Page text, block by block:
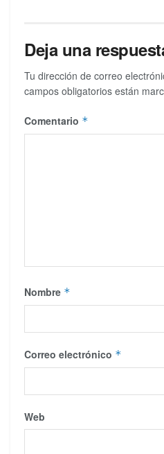
Deja una
Tu dirección de correo
campos obligatorios están
Comentario *
Nombre *
Correo electrónico *
Web